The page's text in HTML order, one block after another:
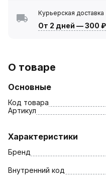
Курьерская доставка
От 2 дней —300 ₽
О товаре
Основные
Код товара
Артикул
Характеристики
Бренд
Внутренний код